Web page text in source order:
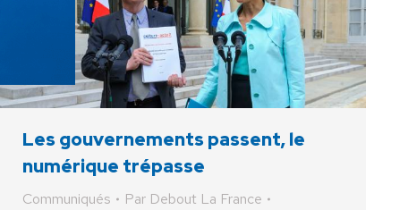
Les gouvernements passent, le
numérique trépasse
Communiqués Par Debout La France